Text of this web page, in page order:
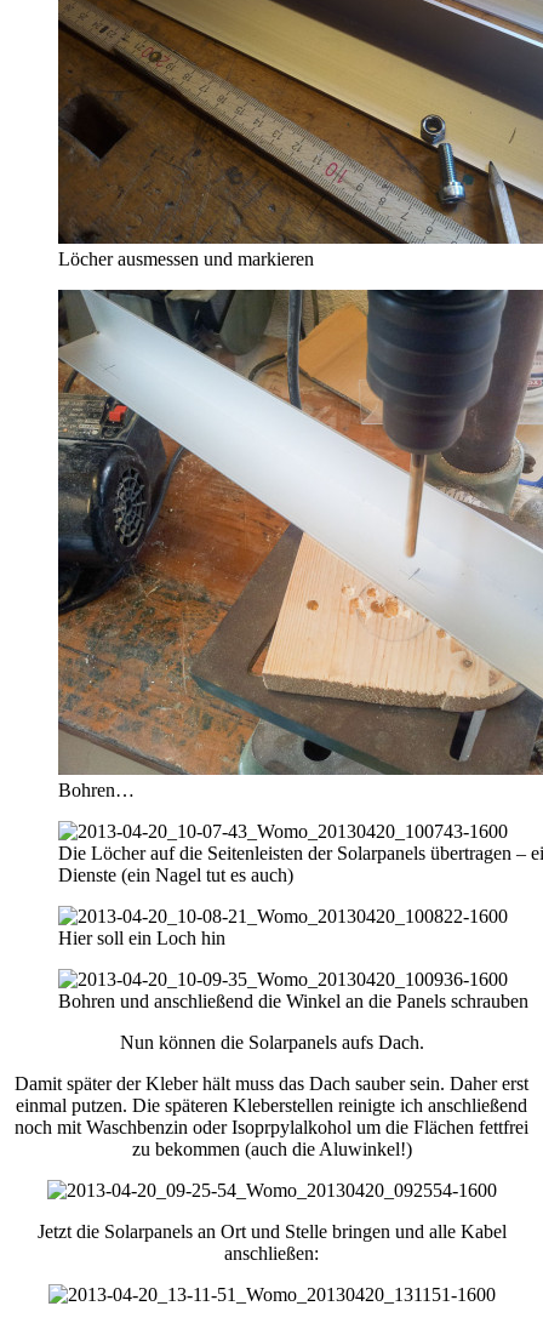
Löcher ausmessen und markieren
Bohren…
Die Löcher auf die Seitenleisten der Solarpanels übertragen –
Dienste (ein Nagel tut es auch)
Hier soll ein Loch hin
Bohren und anschließend die Winkel an die Panels schrauben
Nun können die Solarpanels aufs Dach.
Damit später der Kleber hält muss das Dach sauber sein. Daher erst
einmal putzen. Die späteren Kleberstellen reinigte ich anschließend
noch mit Waschbenzin oder Isoprpylalkohol um die Flächen fettfrei
zu bekommen (auch die Aluwinkel!)
Jetzt die Solarpanels an Ort und Stelle bringen und alle Kabel
anschließen: